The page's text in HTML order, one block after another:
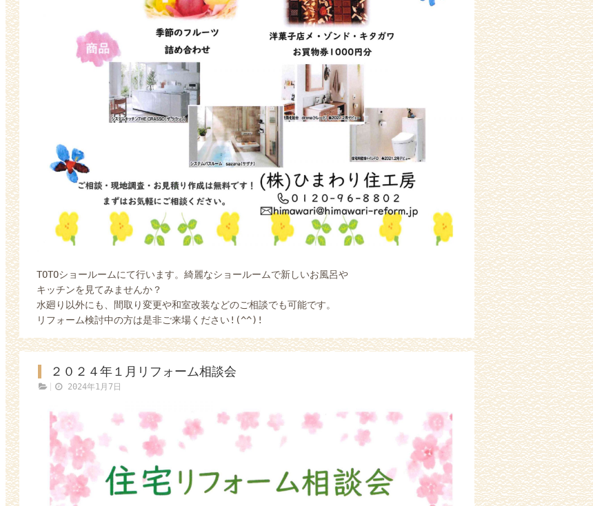
TOTOショールームにて行います。綺麗なショールームで新しいお風呂や
キッチンを見てみませんか？
水廻り以外にも、間取り変更や和室改装などのご相談でも可能です。
リフォーム検討中の方は是非ご来場ください!(^^)!
２０２４年１月リフォーム相談会
2024年1月7日